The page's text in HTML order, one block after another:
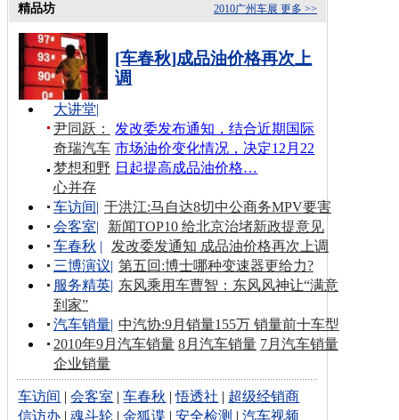
更多 >>
2010广州车展
精品坊
[车春秋]成品油价格再次上
调
发改委发布通知，结合近期国际
市场油价变化情况，决定12月22
日起提高成品油价格…
大讲堂|
尹同跃：
奇瑞汽车
梦想和野
心并存
车访间| 于洪江:马自达8切中公商务MPV要害
会客室|
新闻TOP10 给北京治堵新政提意见
车春秋 |
发改委发通知 成品油价格再次上调
三博演议| 第五回:博士哪种变速器更给力?
服务精英| 东风乘用车曹智：东风风神让“满意
到家”
汽车销量| 中汽协:9月销量155万 销量前十车型
2010年9月汽车销量 8月汽车销量 7月汽车销量
企业销量
车访间 |会客室 |车春秋 |悟透社 | 超级经销商
信访办 |魂斗轮 |金狐谍 |安全检测 |汽车视频